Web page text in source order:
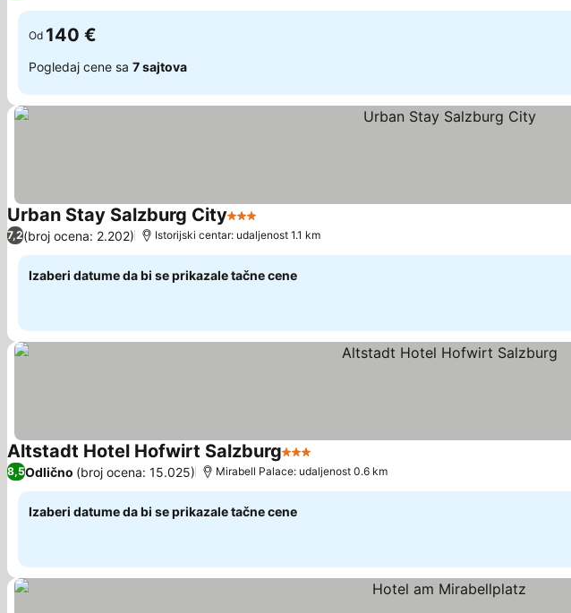
Od 140 €
Pogledaj cene sa 7 sajtova
Urban Stay Salzburg City3 Zvezdice
7,2(broj ocena: 2.202) Istorijski centar: udaljenost 1.1 km
Izaberi datume da bi se prikazale tačne cene
Altstadt Hotel Hofwirt Salzburg3 Zvezdice
8,5Odlično (broj ocena: 15.025) Mirabell Palace: udaljenost 0.6 km
Izaberi datume da bi se prikazale tačne cene